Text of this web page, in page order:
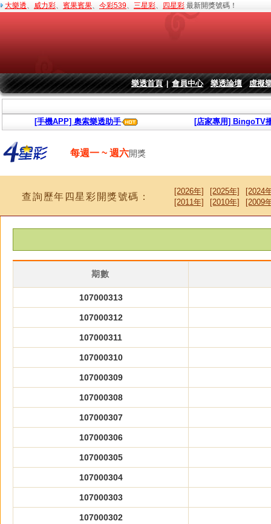
大樂透、 威力彩、 賓果賓果、 今彩539、 三星彩、 四星彩 最新開獎號碼！
樂透首頁|會員中心 樂透論壇 虛擬
[手機APP] 奧索樂透助手 [店家專用] BingoTV
每週一 ~ 週六開獎
查詢歷年四星彩開獎號碼：
[2026年] [2025年]
[2024
[2011年]
[2010年] [2009
期數
107000313
107000312
107000311
107000310
107000309
107000308
107000307
107000306
107000305
107000304
107000303
107000302